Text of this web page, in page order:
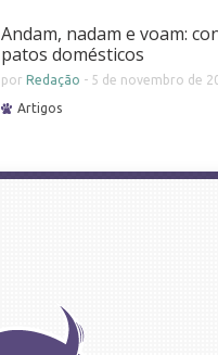
Andam, nadam e voam:
patos domésticos
por Redação - 5 de novembro de
Artigos